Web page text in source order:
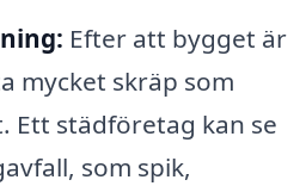
Efter att bygget är
mycket skräp som
Ett städföretag kan se
som spik,